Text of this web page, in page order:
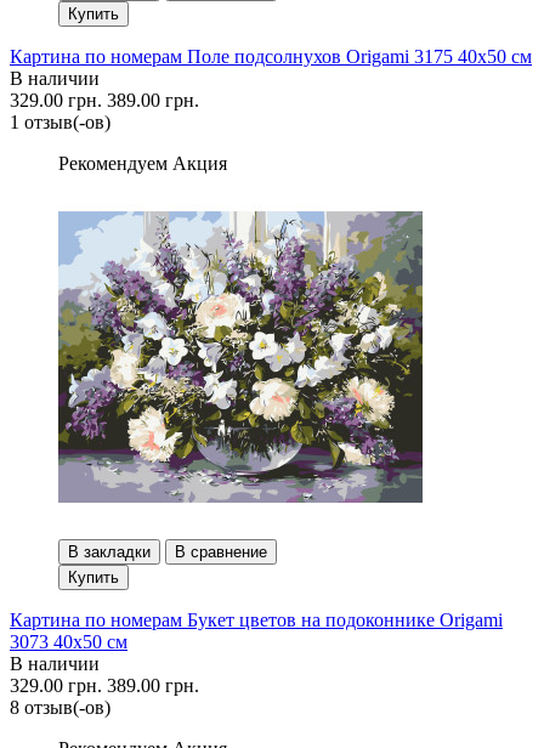
Купить
Картина по номерам Поле подсолнухов Origami 3175 40x50 см
В наличии
329.00 грн. 389.00 грн.
1 отзыв(-ов)
Рекомендуем Акция
В закладки
В сравнение
Купить
Картина по номерам Букет цветов на подоконнике Origami
3073 40x50 см
В наличии
329.00 грн. 389.00 грн.
8 отзыв(-ов)